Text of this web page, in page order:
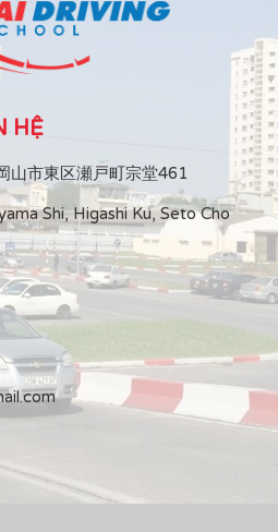
HỆ
山市東区瀬戸町宗堂461
Shi, Higashi Ku, Seto Cho